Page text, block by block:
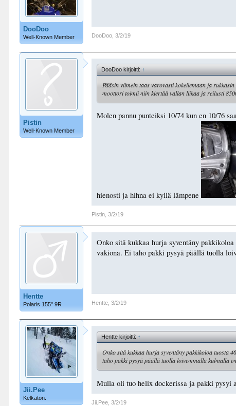
DooDoo
Well-Known Member DooDoo 3/2/19
Pistin
Well-Known Member
DooDoo kirjoitti:↑
Pääsin viimein taas varovasti kokeilemaan ja
moottori toimii niin kiertää vallan liikaa ja reilusti
Molen pannu punteiksi 10/74 kun en 10/76
hienosti ja hihna ei kyllä lämpene
Pistin 3/2/19
Hentte
Polaris 155" 9R
Onko sitä kukkaa hurja syventäny
vakiona. Ei taho pakki pysyä päällä tuolla
Hentte 3/2/19
Jii.Pee
Kelkaton.
Hentte kirjoitti: ↑
Onko sitä kukkaa hurja syventäny pakkikoloa tuosta
taho pakki pysyä päällä tuolla loivemmalla kulmalla
Mulla oli tuo helix dockerissa ja pakki pysyi
Jii.Pee 3/2/19